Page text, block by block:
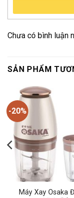
Chưa có bình luận
SẢN PHẨM
-20%
Máy Xay Osaka